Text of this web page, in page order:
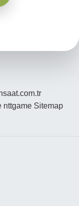
nttgame Sitemap